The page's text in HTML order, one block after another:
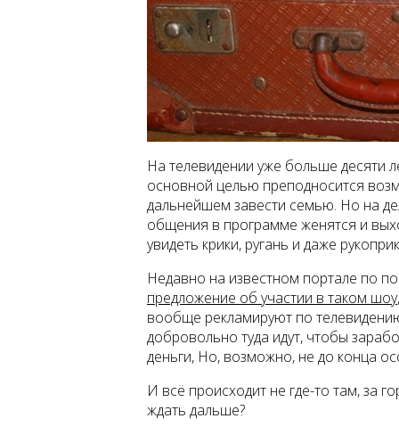
На телевидении уже больше десяти
основной целью преподносится
дальнейшем завести семью. Но на
общения в программе женятся и
увидеть крики, ругань и даже
Недавно на известном портале по
предложение об участии в таком шоу
вообще рекламируют по
добровольно туда идут, чтобы
деньги, Но, возможно, не до конца
И всё происходит не где-то там, за
ждать дальше?